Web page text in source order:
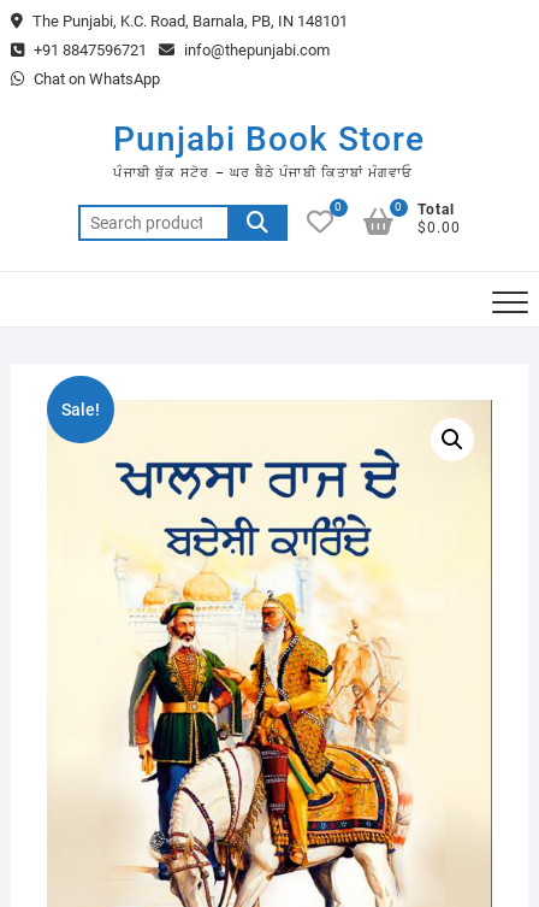
Skip
to
content
The Punjabi, K.C. Road, Barnala, PB, IN 148101
+91 8847596721
info@thepunjabi.com
Chat on WhatsApp
Punjabi Book Store
ਪੰਜਾਬੀ ਬੁੱਕ ਸਟੋਰ – ਘਰ ਬੈਠੇ ਪੰਜਾਬੀ ਕਿਤਾਬਾਂ ਮੰਗਵਾਓ
Search
for:
0
Total
$0.00
0
Sale!